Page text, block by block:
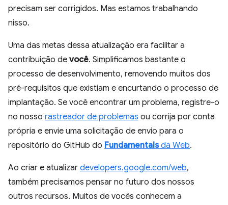
precisam ser corrigidos. Mas estamos trabalhando
nisso.
Uma das metas dessa atualização era facilitar a
contribuição de você. Simplificamos bastante o
processo de desenvolvimento, removendo muitos dos
pré-requisitos que existiam e encurtando o processo de
implantação. Se você encontrar um problema, registre-o
no nosso rastreador de problemas ou corrija por conta
própria e envie uma solicitação de envio para o
repositório do GitHub do Fundamentalsda Web.
Ao criar e atualizar developers.google.com/web,
também precisamos pensar no futuro dos nossos
outros recursos. Muitos de vocês conhecem a